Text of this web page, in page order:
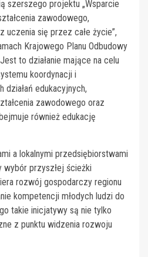
szerszego projektu „Wsparcie
zawodowego,
się przez całe życie”,
Krajowego Planu Odbudowy
to działanie mające na celu
koordynacji i
działań edukacyjnych,
zawodowego oraz
również edukację
a lokalnymi przedsiębiorstwami
wybór przyszłej ścieżki
rozwój gospodarczy regionu
kompetencji młodych ludzi do
takie inicjatywy są nie tylko
z punktu widzenia rozwoju